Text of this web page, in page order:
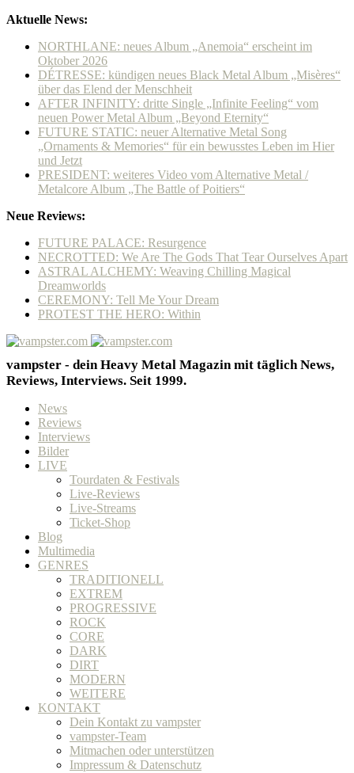
Aktuelle News:
NORTHLANE: neues Album „Anemoia“ erscheint im
Oktober 2026
DÉTRESSE: kündigen neues Black Metal Album „Misères“
über das Elend der Menschheit
AFTER INFINITY: dritte Single „Infinite Feeling“ vom
neuen Power Metal Album „Beyond Eternity“
FUTURE STATIC: neuer Alternative Metal Song
„Ornaments & Memories“ für ein bewusstes Leben im Hier
und Jetzt
PRESIDENT: weiteres Video vom Alternative Metal /
Metalcore Album „The Battle of Poitiers“
Neue Reviews:
FUTURE PALACE: Resurgence
NECROTTED: We Are The Gods That Tear Ourselves Apart
ASTRAL ALCHEMY: Weaving Chilling Magical
Dreamworlds
CEREMONY: Tell Me Your Dream
PROTEST THE HERO: Within
vampster - dein Heavy Metal Magazin mit täglich News,
Reviews, Interviews. Seit 1999.
News
Reviews
Interviews
Bilder
LIVE
Tourdaten & Festivals
Live-Reviews
Live-Streams
Ticket-Shop
Blog
Multimedia
GENRES
TRADITIONELL
EXTREM
PROGRESSIVE
ROCK
CORE
DARK
DIRT
MODERN
WEITERE
KONTAKT
Dein Kontakt zu vampster
vampster-Team
Mitmachen oder unterstützen
Impressum & Datenschutz